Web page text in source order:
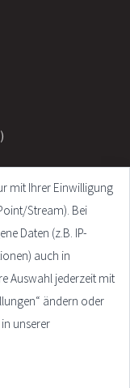
reserved.
mit Ihrer Einwilligung
Stream). Bei
Daten (z.B. IP-
auch in
Auswahl jederzeit mit
ändern oder
unserer